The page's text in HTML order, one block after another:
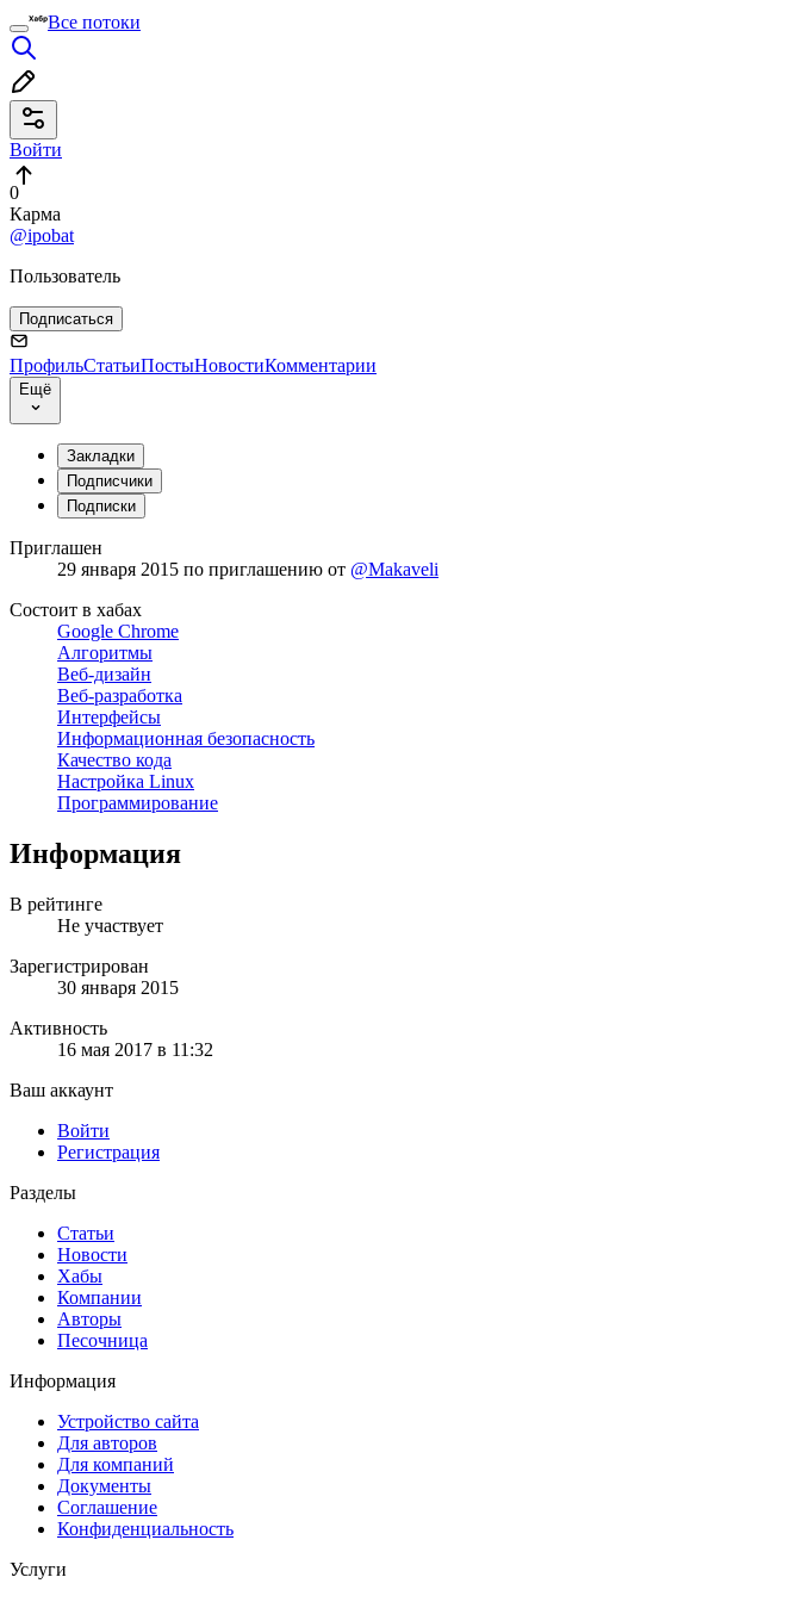
Все потоки
Войти
0
Карма
@ipobat
Пользователь
Подписаться
ПрофильСтатьиПостыНовостиКомментарии
Ещё
Закладки
Подписчики
Подписки
Приглашен
29 января 2015 по приглашению от @Makaveli
Состоит в хабах
Google Chrome
Алгоритмы
Веб-дизайн
Веб-разработка
Интерфейсы
Информационная безопасность
Качество кода
Настройка Linux
Программирование
Информация
В рейтинге
Не участвует
Зарегистрирован
30 января 2015
Активность
16 мая 2017 в 11:32
Ваш аккаунт
Войти
Регистрация
Разделы
Статьи
Новости
Хабы
Компании
Авторы
Песочница
Информация
Устройство сайта
Для авторов
Для компаний
Документы
Соглашение
Конфиденциальность
Услуги